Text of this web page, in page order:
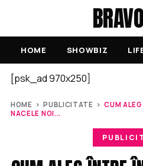
HOME SHOWBIZ
[psk_ad 970x250]
HOME ›PUBLICITATE ›CUM
NACELE NOI...